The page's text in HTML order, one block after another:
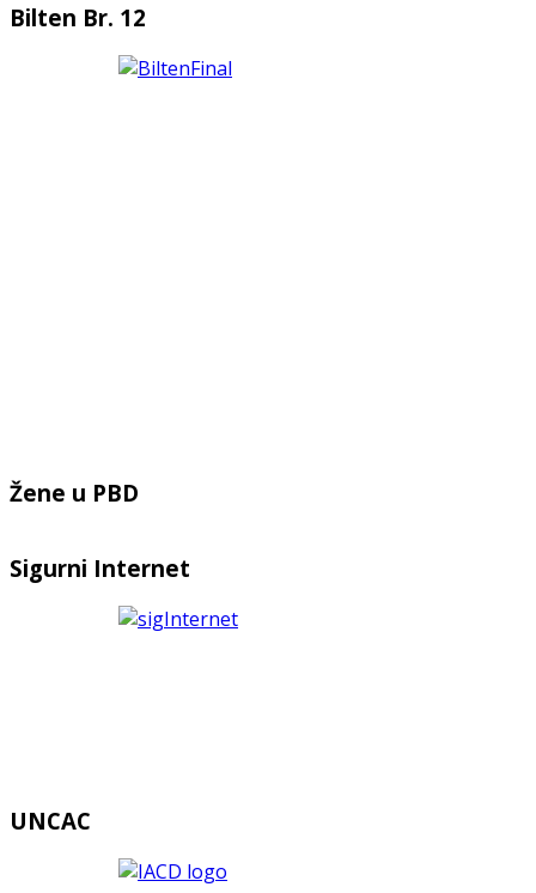
Bilten Br. 12
Žene u PBD
Sigurni Internet
UNCAC